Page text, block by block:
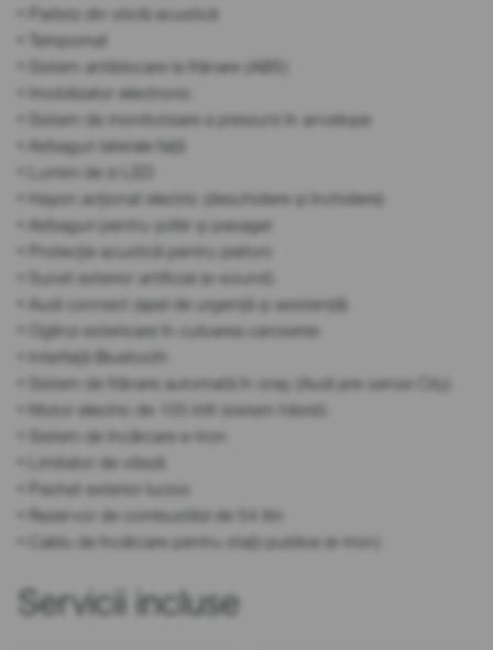
• Parbriz din sticlă acustică
• Tempomat
• Sistem antiblocare la frânare (ABS)
• Imobilizator electronic
• Sistem de monitorizare a presiunii în anvelope
• Airbaguri laterale față
• Lumini de zi LED
• Hayon acționat electric (deschidere și închidere)
• Airbaguri pentru șofer și pasager
• Protecție acustică pentru pietoni
• Sunet exterior artificial (e-sound)
• Audi connect (apel de urgență și asistență)
• Oglinzi exterioare în culoarea caroseriei
• Interfață Bluetooth
• Sistem de frânare automată în oraș (Audi pre sense City)
• Motor electric de 105 kW (sistem hibrid)
• Sistem de încărcare e-tron
• Limitator de viteză
• Pachet exterior lucios
• Rezervor de combustibil de 54 litri
• Cablu de încărcare pentru stații publice (e-tron)
Servicii incluse